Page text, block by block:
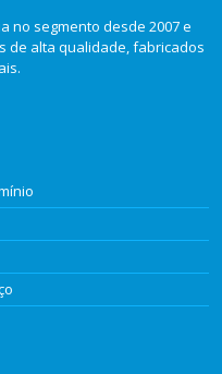
no segmento desde 2007 e
de alta qualidade, fabricados